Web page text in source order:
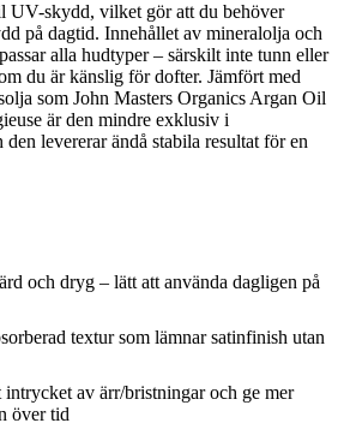
UV-skydd, vilket gör att du behöver
på dagtid. Innehållet av mineralolja och
alla hudtyper – särskilt inte tunn eller
du är känslig för dofter. Jämfört med
som John Masters Organics Argan Oil
är den mindre exklusiv i
den levererar ändå stabila resultat för en
och dryg – lätt att använda dagligen på
textur som lämnar satinfinish utan
av ärr/bristningar och ge mer
över tid